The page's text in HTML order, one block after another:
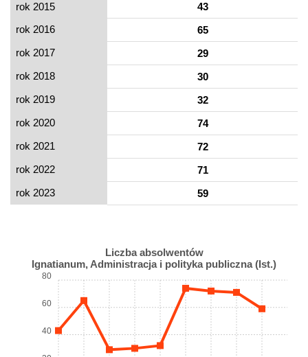
rok 2015
43
rok 2016
65
rok 2017
29
rok 2018
30
rok 2019
32
rok 2020
74
rok 2021
72
rok 2022
71
rok 2023
59
Liczba absolwentów
Ignatianum, Administracja i polityka publiczna (Ist.)
40
60
80